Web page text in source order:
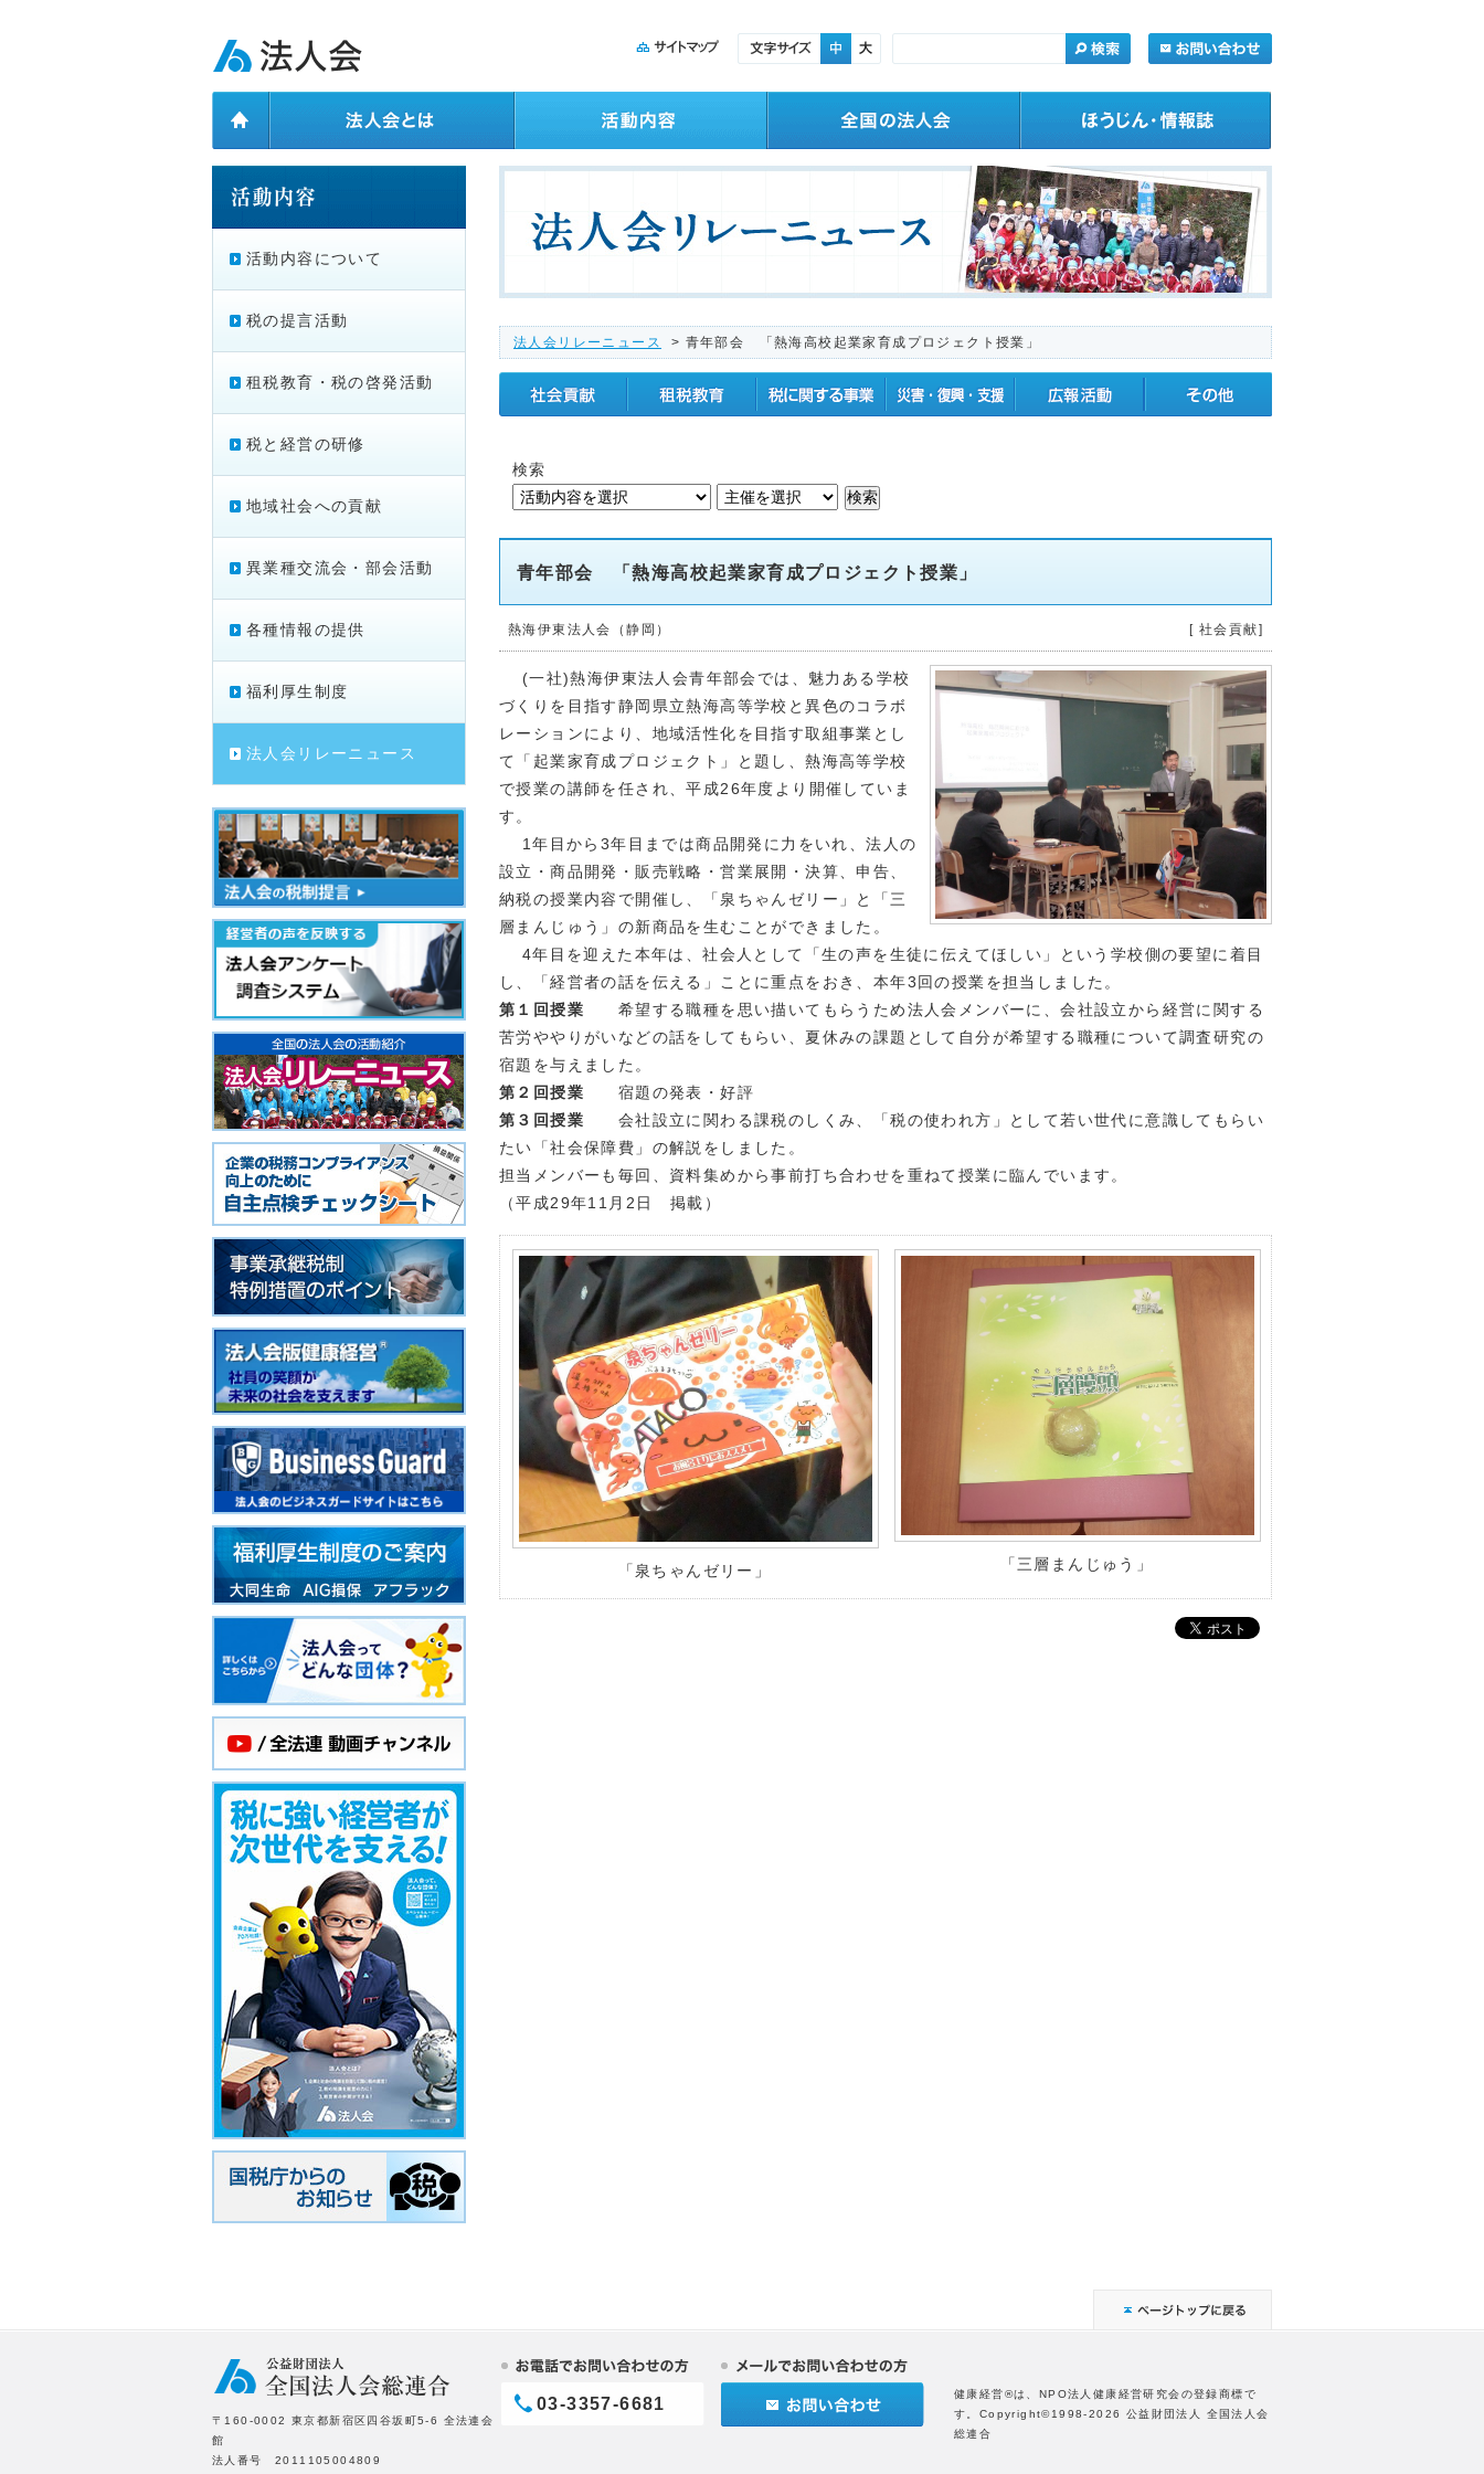
法人会リレーニュース > 青年部会 「熱海高校起業家育成プロジェクト授業」
社会貢献 租税教育 税に関する事業 震災復興支援・応援広報活動 その他
検索
青年部会 「熱海高校起業家育成プロジェクト授業」
熱海伊東法人会（静岡） [ 社会貢献]
(一社)熱海伊東法人会青年部会では、魅力ある学校
づくりを目指す静岡県立熱海高等学校と異色のコラボ
レーションにより、地域活性化を目指す取組事業とし
て「起業家育成プロジェクト」と題し、熱海高等学校
で授業の講師を任され、平成26年度より開催していま
す。
1年目から3年目までは商品開発に力をいれ、法人の
設立・商品開発・販売戦略・営業展開・決算、申告、
納税の授業内容で開催し、「泉ちゃんゼリー」と「三
層まんじゅう」の新商品を生むことができました。
4年目を迎えた本年は、社会人として「生の声を生徒に伝えてほしい」という学校側の要望に着目
し、「経営者の話を伝える」ことに重点をおき、本年3回の授業を担当しました。
第１回授業 希望する職種を思い描いてもらうため法人会メンバーに、会社設立から経営に関する
苦労ややりがいなどの話をしてもらい、夏休みの課題として自分が希望する職種について調査研究の
宿題を与えました。
第２回授業 宿題の発表・好評
第３回授業 会社設立に関わる課税のしくみ、「税の使われ方」として若い世代に意識してもらい
たい「社会保障費」の解説をしました。
担当メンバーも毎回、資料集めから事前打ち合わせを重ねて授業に臨んでいます。
（平成29年11月2日 掲載）
「泉ちゃんゼリー」 「三層まんじゅう」
活動内容について
税の提言活動
租税教育・税の啓発活動
税と経営の研修
地域社会への貢献
異業種交流会・部会活動
各種情報の提供
福利厚生制度
法人会リレーニュース
〒160-0002 東京都新宿区四谷坂町5-6 全法連会
館
法人番号 2011105004809
03-3357-6681
健康経営®は、NPO法人健康経営研究会の登録商標で
す。Copyright©1998-2026 公益財団法人 全国法人会
総連合